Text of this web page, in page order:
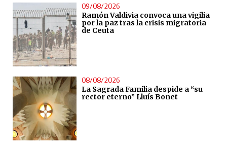
09/08/2026
Ramón Valdivia convoca una vigilia
por la paz tras la crisis migratoria
de Ceuta
08/08/2026
La Sagrada Familia despide a “su
rector eterno” Lluís Bonet